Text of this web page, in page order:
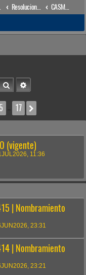
Resoluciones
CASMAR/COMNACIONAL
BuscarBúsqueda avanzada
5 … 17
(vigente)
11:36
| Nombramiento
23:31
| Nombramiento
23:21